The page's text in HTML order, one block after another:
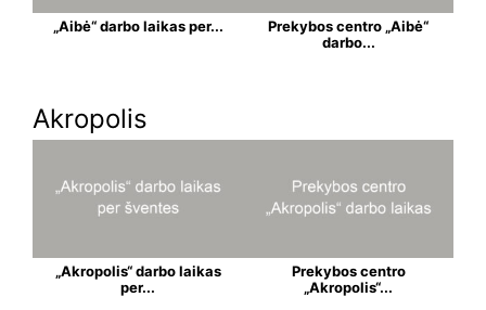
„Aibė“ darbo laikas per...
Prekybos centro „Aibė“
darbo...
Akropolis
„Akropolis“ darbo laikas
per...
Prekybos centro
„Akropolis“...